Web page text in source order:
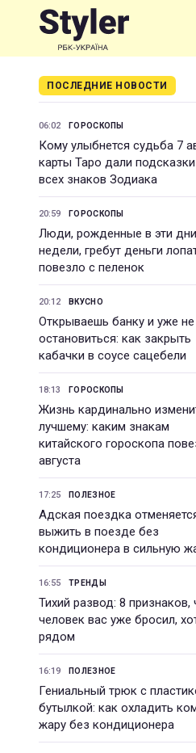
ПОСЛЕДНИЕ НОВОСТИ
06:02 ГОРОСКОПЫ
Кому улыбнется судьба 7
карты Таро дали
всех знаков Зодиака
20:59 ГОРОСКОПЫ
Люди, рожденные в эти дни
недели, гребут деньги
повезло с пеленок
20:12 ВКУСНО
Открываешь банку и уже не
остановиться: как закрыть
кабачки в соусе сацебели
18:13 ГОРОСКОПЫ
Жизнь кардинально
лучшему: каким знакам
китайского гороскопа
августа
17:25 ПОЛЕЗНОЕ
Адская поездка
выжить в поезде без
кондиционера в сильную
16:55 ТРЕНДЫ
Тихий развод: 8 признаков,
человек вас уже бросил,
рядом
16:19 ПОЛЕЗНОЕ
Гениальный трюк с
бутылкой: как охладить
жару без кондиционера